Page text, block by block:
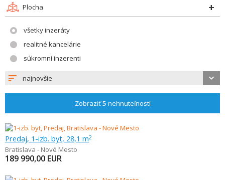
Plocha
všetky inzeráty
realitné kancelárie
súkromní inzerenti
najnovšie
Zobraziť5 nehnuteľností
Predaj, 1-izb. byt, 28,1 m2
Bratislava - Nové Mesto
189 990,00 EUR